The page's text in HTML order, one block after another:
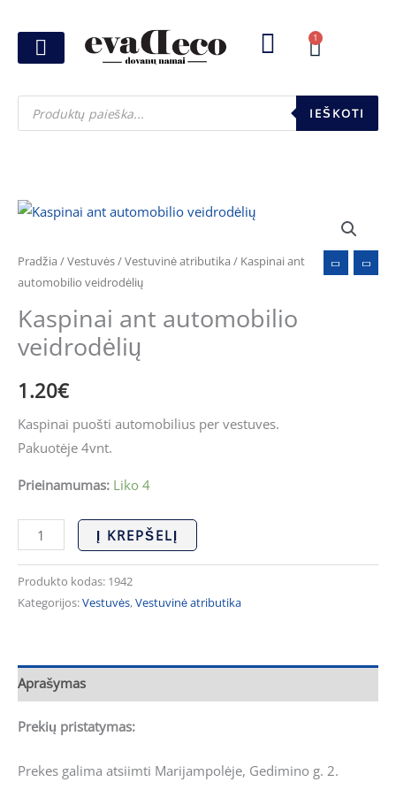
prie
turinio
1
Cart
Products
search IEŠKOTI
Pradžia /Vestuvės/Vestuvinė atributika / Kaspinai ant
automobilio veidrodėlių
Kaspinai ant automobilio
veidrodėlių
1.20€
Kaspinai puošti automobilius per vestuves.
Pakuotėje 4vnt.
Prieinamumas: Liko 4
produkto
Kaspinai
ant
automobilio
veidrodėlių
Į KREPŠELĮ
Produkto kodas: 1942
Kategorijos:Vestuvės,Vestuvinė atributika
Aprašymas
Prekių pristatymas:
Prekes galima atsiimti Marijampolėje, Gedimino g. 2.